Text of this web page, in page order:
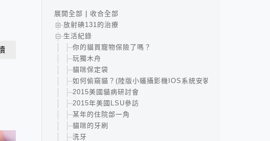
展開全部
收合全部
放射碘131的治療
生活紀錄
你的貓買寵物保險了嗎？
玩獨木舟
貓咪保定袋
如何偷窺貓？(陸版小蟻攝影機IOS系統安裝全攻略)
2015美國貓病研討會
2015年美國LSU參訪
某年的住院部一角
貓咪的牙刷
洗牙